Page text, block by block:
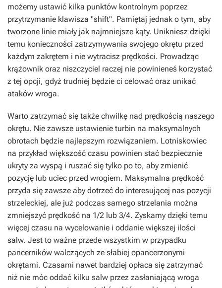
możemy ustawić kilka punktów kontrolnym poprzez
przytrzymanie klawisza "shift". Pamiętaj jednak o tym, aby
tworzone linie miały jak najmniejsze kąty. Unikniesz dzięki
temu konieczności zatrzymywania swojego okrętu przed
każdym zakrętem i nie wytracisz prędkości. Prowadząc
krążownik oraz niszczyciel raczej nie powinieneś korzystać
z tej opcji, gdyż trudniej będzie ci celować oraz unikać
ataków wroga.
Warto zatrzymać się także chwilkę nad prędkością naszego
okrętu. Nie zawsze ustawienie turbin na maksymalnych
obrotach będzie najlepszym rozwiązaniem. Lotniskowiec
na przykład większość czasu powinien stać bezpiecznie
ukryty za wyspą i ruszać się tylko po to, aby zmienić
pozycję lub uciec przed wrogiem. Maksymalna prędkość
przyda się zawsze aby dotrzeć do interesującej nas pozycji
strzeleckiej, ale już podczas samego strzelania można
zmniejszyć prędkość na 1/2 lub 3/4. Zyskamy dzięki temu
więcej czasu na wycelowanie i oddanie większej ilości
salw. Jest to ważne przede wszystkim w przypadku
pancerników walczących ze słabiej opancerzonymi
okrętami. Czasami nawet bardziej opłaca się zatrzymać
niż nie móc oddać kilku salw przez zasłaniającą wroga